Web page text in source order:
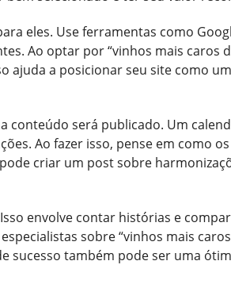
eles. Use ferramentas como
Ao optar por “vinhos mais caros
ajuda a posicionar seu site como
conteúdo será publicado. Um
Ao fazer isso, pense em como os
criar um post sobre
envolve contar histórias e
sobre “vinhos mais
sucesso também pode ser uma